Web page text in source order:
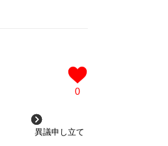
0
異議申し立て